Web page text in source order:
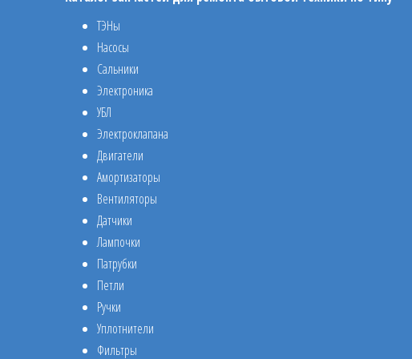
ТЭНы
Насосы
Сальники
Электроника
УБЛ
Электроклапана
Двигатели
Амортизаторы
Вентиляторы
Датчики
Лампочки
Патрубки
Петли
Ручки
Уплотнители
Фильтры